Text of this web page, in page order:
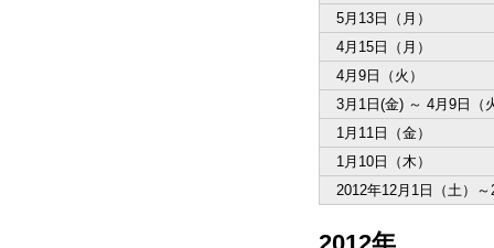
5月13日（月）
4月15日（月）
4月9日（火）
3月1日(金) ～ 4月9日（
1月11日（金）
1月10日（木）
2012年12月1日（土）